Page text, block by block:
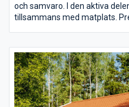
och samvaro. I den aktiva
tillsammans med matplats.
gott om möjlighetet till
uteplatsen, precis som från